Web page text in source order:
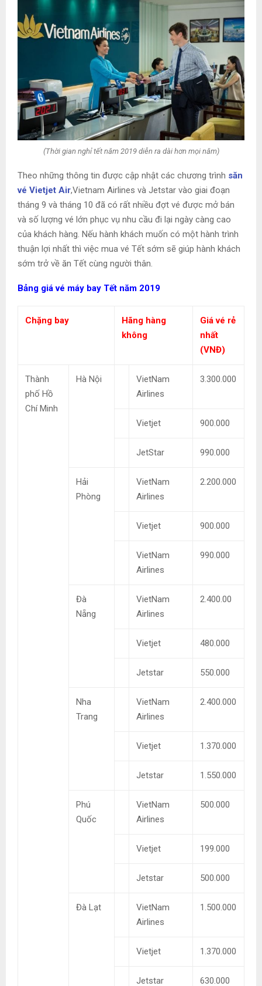
(Thời gian nghỉ tết năm 2019 diễn ra dài hơn mọi năm)
Theo những thông tin được cập nhật các chương trình săn
vé Vietjet Air,Vietnam Airlines và Jetstar vào giai đoạn
tháng 9 và tháng 10 đã có rất nhiều đợt vé được mở bán
và số lượng vé lớn phục vụ nhu cầu đi lại ngày càng cao
của khách hàng. Nếu hành khách muốn có một hành trình
thuận lợi nhất thì việc mua vé Tết sớm sẽ giúp hành khách
sớm trở về ăn Tết cùng người thân.
Bảng giá vé máy bay Tết năm 2019
Chặng bay
Hãng hàng
không
Giá vé rẻ
nhất
(VNĐ)
Thành
phố Hồ
Chí Minh
Hà Nội
VietNam
Airlines
3.300.000
Vietjet 900.000
JetStar 990.000
Hải
Phòng
VietNam
Airlines
2.200.000
Vietjet 900.000
VietNam
Airlines
990.000
Đà
Nẵng
VietNam
Airlines
2.400.00
Vietjet 480.000
Jetstar 550.000
Nha
Trang
VietNam
Airlines
2.400.000
Vietjet 1.370.000
Jetstar 1.550.000
Phú
Quốc
VietNam
Airlines
500.000
Vietjet 199.000
Jetstar 500.000
Đà Lạt
VietNam
Airlines
1.500.000
Vietjet 1.370.000
Jetstar 630.000